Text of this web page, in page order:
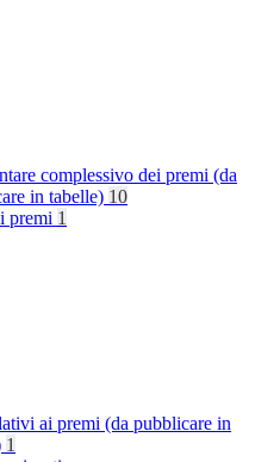
complessivo dei premi (da
in tabelle) 10
premi 1
ai premi (da pubblicare in
1